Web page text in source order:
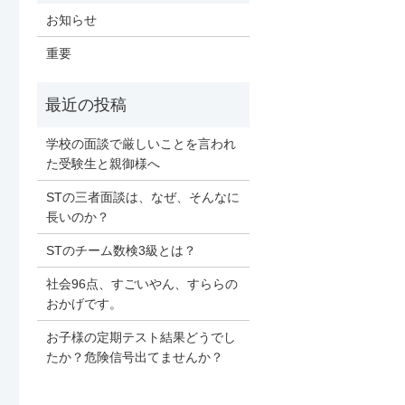
お知らせ
重要
学校の面談で厳しいことを言われ
た受験生と親御様へ
STの三者面談は、なぜ、そんなに
長いのか？
STのチーム数検3級とは？
社会96点、すごいやん、すららの
おかげです。
お子様の定期テスト結果どうでし
たか？危険信号出てませんか？